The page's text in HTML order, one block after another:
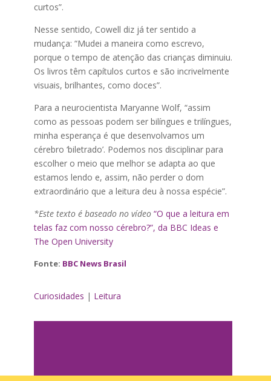
curtos”.
Nesse sentido, Cowell diz já ter sentido a
mudança: “Mudei a maneira como escrevo,
porque o tempo de atenção das crianças diminuiu.
Os livros têm capítulos curtos e são incrivelmente
visuais, brilhantes, como doces”.
Para a neurocientista Maryanne Wolf, “assim
como as pessoas podem ser bilíngues e trilíngues,
minha esperança é que desenvolvamos um
cérebro ‘biletrado’. Podemos nos disciplinar para
escolher o meio que melhor se adapta ao que
estamos lendo e, assim, não perder o dom
extraordinário que a leitura deu à nossa espécie”.
*Este texto é baseado no vídeo “O que a leitura em
telas faz com nosso cérebro?”, da BBC Ideas e
The Open University
Fonte: BBC News Brasil
Curiosidades | Leitura